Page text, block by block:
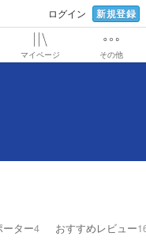
ログイン 新規登録
マイページ その他
ーター4 おすすめレビュー